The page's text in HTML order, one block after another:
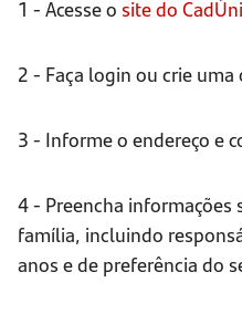
1 - Acesse o site do
2 - Faça login ou crie uma
3 - Informe o endereço e
4 - Preencha informações
família, incluindo
anos e de preferência do